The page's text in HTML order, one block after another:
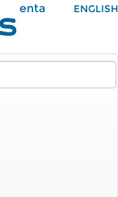
Cuenta ENGLISH